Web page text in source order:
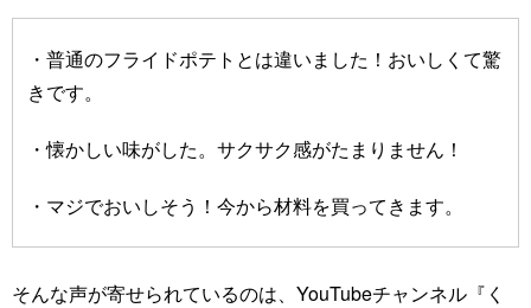
・普通のフライドポテトとは違いました！おいしくて驚
きです。
・懐かしい味がした。サクサク感がたまりません！
・マジでおいしそう！今から材料を買ってきます。
そんな声が寄せられているのは、YouTubeチャンネル『く